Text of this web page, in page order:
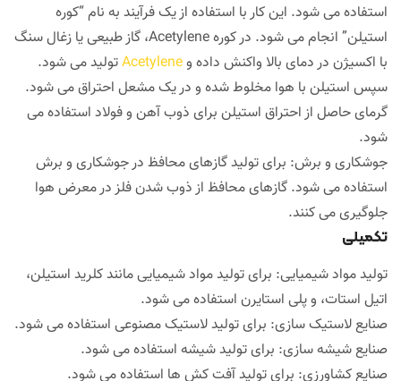
استفاده می شود. این کار با استفاده از یک فرآیند به نام “کوره
استیلن” انجام می شود. در کوره Acetylene، گاز طبیعی یا زغال سنگ
با اکسیژن در دمای بالا واکنش داده وAcetyleneتولید می شود.
سپس استیلن با هوا مخلوط شده و در یک مشعل احتراق می شود.
گرمای حاصل از احتراق استیلن برای ذوب آهن و فولاد استفاده می
شود.
جوشکاری و برش: برای تولید گازهای محافظ در جوشکاری و برش
استفاده می شود. گازهای محافظ از ذوب شدن فلز در معرض هوا
جلوگیری می کنند.
تکمیلی
تولید مواد شیمیایی: برای تولید مواد شیمیایی مانند کلرید استیلن،
اتیل استات، و پلی استایرن استفاده می شود.
صنایع لاستیک سازی: برای تولید لاستیک مصنوعی استفاده می شود.
صنایع شیشه سازی: برای تولید شیشه استفاده می شود.
صنایع کشاورزی: برای تولید آفت کش ها استفاده می شود.